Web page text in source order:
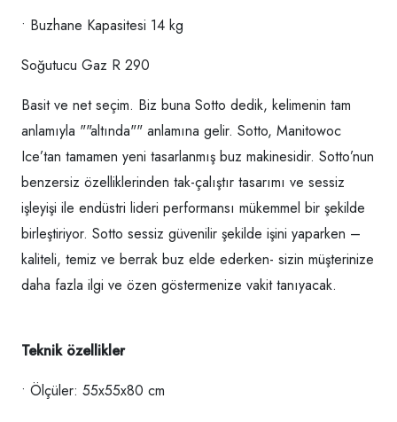
• Buzhane Kapasitesi 14 kg
Soğutucu Gaz R 290
Basit ve net seçim. Biz buna Sotto dedik, kelimenin tam
anlamıyla ""altında"" anlamına gelir. Sotto, Manitowoc
Ice’tan tamamen yeni tasarlanmış buz makinesidir. Sotto’nun
benzersiz özelliklerinden tak-çalıştır tasarımı ve sessiz
işleyişi ile endüstri lideri performansı mükemmel bir şekilde
birleştiriyor. Sotto sessiz güvenilir şekilde işini yaparken –
kaliteli, temiz ve berrak buz elde ederken- sizin müşterinize
daha fazla ilgi ve özen göstermenize vakit tanıyacak.
Teknik özellikler
• Ölçüler: 55x55x80 cm